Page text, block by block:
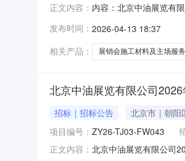
正文内容： 内容：北京中油展览有
建及相关服务项目已按
2.2招标范围：2026年展
发布时间： 2026-04-13 18:37
相关产品：
展销会施工材料及主场服务
北京中油展览有限公司
招标｜招标公告 北京市｜朝阳
项目编号： ZY26-TJ03-FW043
正文内容： 北京中油展览有限公司